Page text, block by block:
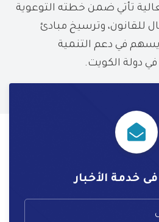
تأتي ضمن خطته التوعوية
للقانون، وترسيخ مبادئ
يسهم في دعم التنمية
دولة الكويت.
خدمة الأخبار